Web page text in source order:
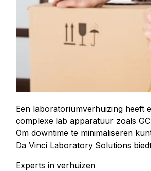
Een laboratoriumverhuizing heeft
complexe lab apparatuur zoals
Om downtime te minimaliseren
Da Vinci Laboratory Solutions
Experts in verhuizen